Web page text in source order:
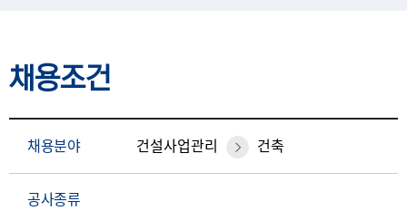
채용조건
채용분야 건설사업관리 건축
공사종류